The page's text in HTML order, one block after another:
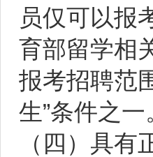
员仅可以报
育部留学相
报考招聘范
生”条件之一
（四）具